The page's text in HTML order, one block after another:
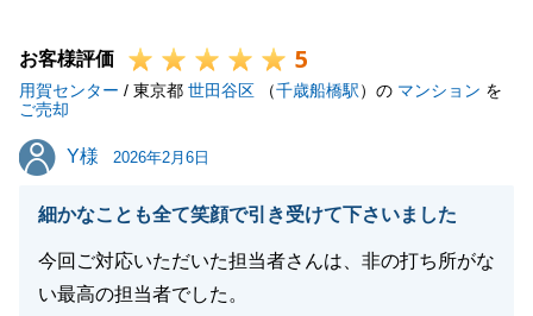
閉じる
お客様評価 5
用賀センター / 東京都 世田谷区 （千歳船橋駅）の マンション を
ご売却
Y様
Y様 2026年2月6日
細かなことも全て笑顔で引き受けて下さいました
今回ご対応いただいた担当者さんは、非の打ち所がな
い最高の担当者でした。